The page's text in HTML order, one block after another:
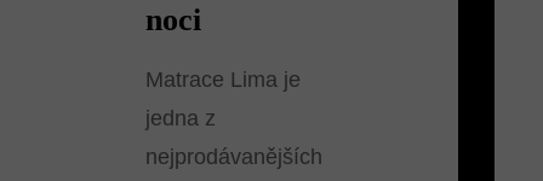
noci
Matrace Lima je
jedna z
nejprodávanějších